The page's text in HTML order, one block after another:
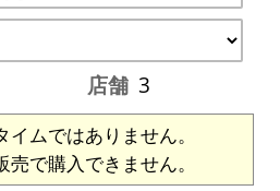
店舗 3
ムではありません。
で購入できません。